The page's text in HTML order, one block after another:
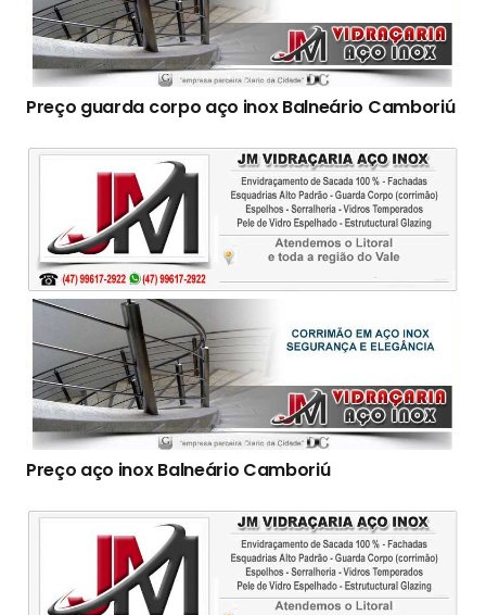
Preço guarda corpo aço inox Balneário Camboriú
Preço aço inox Balneário Camboriú